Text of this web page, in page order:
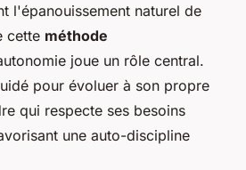
l'épanouissement naturel de
cette méthode
joue un rôle central.
pour évoluer à son propre
qui respecte ses besoins
une auto-discipline